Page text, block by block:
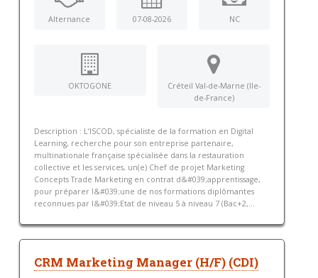
Alternance 07-08-2026 NC
OKTOGONE
Créteil Val-de-Marne (Ile-
de-France)
Description : L’ISCOD, spécialiste de la formation en Digital
Learning, recherche pour son entreprise partenaire,
multinationale française spécialisée dans la restauration
collective et les services, un(e) Chef de projet Marketing
Concepts Trade Marketing en contrat d&#039;apprentissage,
pour préparer l&#039;une de nos formations diplômantes
reconnues par l&#039;Etat de niveau 5 à niveau 7 (Bac+2,...
CRM Marketing Manager (H/F) (CDI)